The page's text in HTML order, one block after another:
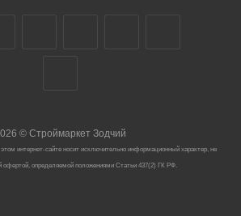
©Строймаркет Зодчий
интернет-сайте носит исключительно информационный характер, не
офертой, определяемой положениями Статьи 437(2) ГК РФ.